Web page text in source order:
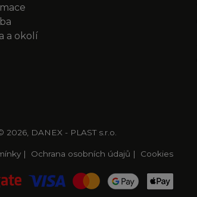
a okolí
2026, DANEX - PLAST s.r.o.
| Ochrana osobních údajů | Cookies